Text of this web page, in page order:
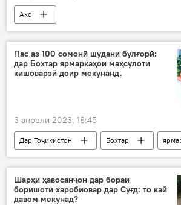
Акс
Пас аз 100 сомонӣ шудани булғорӣ:
дар Бохтар ярмаркаҳои маҳсулоти
кишоварзӣ доир мекунанд.
3 апрели 2023, 18:45
Дар Тоҷикистон Бохтар
маҳсулот
кишоварзӣ
Шарҳи ҳавосанҷон дар бораи
боришоти харобиовар дар Суғд: то кай
давом мекунад?